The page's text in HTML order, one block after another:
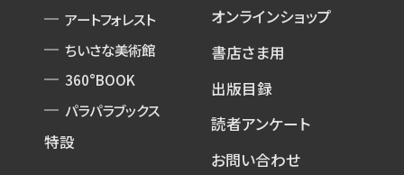
アートフォレスト
ちいさな美術館
360°BOOK
パラパラブックス
特設
オンラインショップ
書店さま用
出版目録
読者アンケート
お問い合わせ